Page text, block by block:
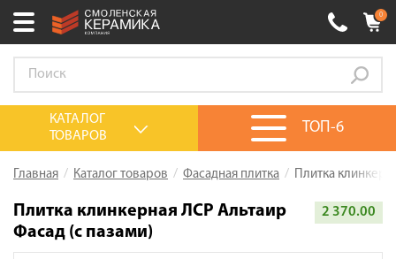
Выберите ваш город:
+7 (4812) 548-777
0 товаров на сумму0.00руб.
Акции
О компании
0
ТОП-6
КАТАЛОГ
ТОВАРОВ
Главная Каталог товаров Фасадная плитка Плитка
Плитка клинкерная ЛСР Альтаир
Фасад (с пазами)
2 370.00